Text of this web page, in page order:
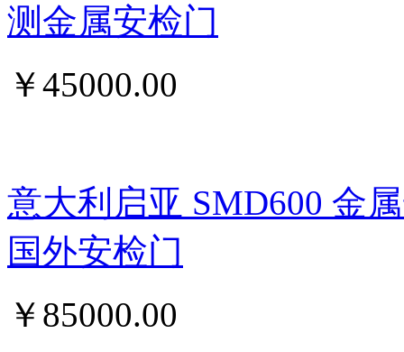
测金属安检门
￥45000.00
意大利启亚 SMD600 金
国外安检门
￥ 85000.00